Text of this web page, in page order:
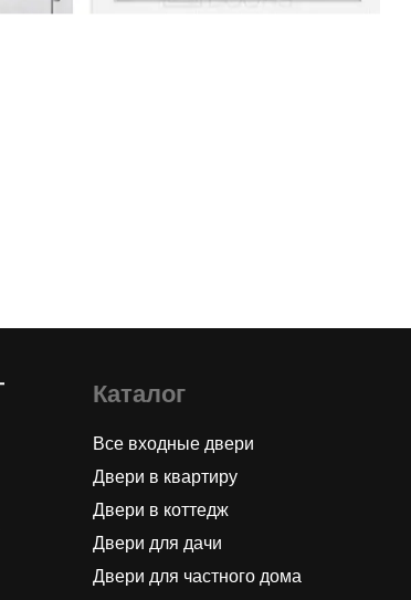
Каталог
Все входные двери
Двери в квартиру
Двери в коттедж
Двери для дачи
Двери для частного дома